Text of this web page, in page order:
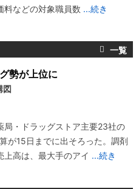
料などの対象職員数 ...続き
勢が上位に
図
・ドラッグストア主要23社の
が15日までに出そろった。調剤
上高は、最大手のアイ ...続き